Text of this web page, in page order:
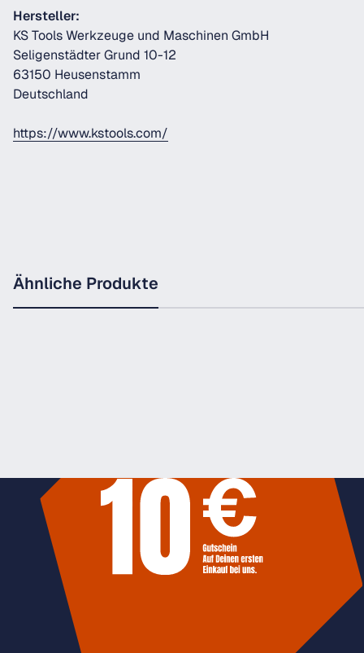
Hersteller:
KS Tools Werkzeuge und Maschinen GmbH
Seligenstädter Grund 10-12
63150 Heusenstamm
Deutschland
https://www.kstools.com/
Ähnliche Produkte